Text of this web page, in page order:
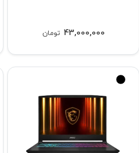
تومان 43,000,000